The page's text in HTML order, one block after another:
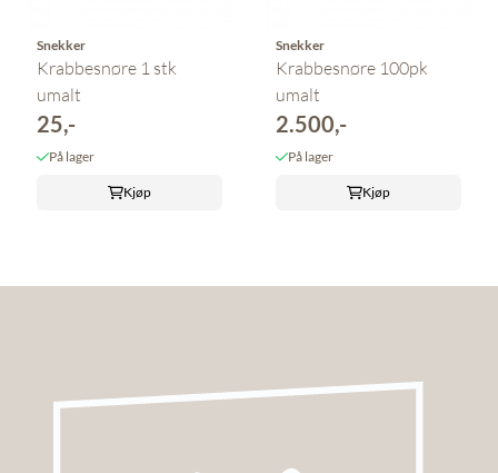
Snekker
Krabbesnøre 1 stk
umalt
25,-
På lager
Kjøp
Snekker
Krabbesnøre 100pk
umalt
2.500,-
På lager
Kjøp